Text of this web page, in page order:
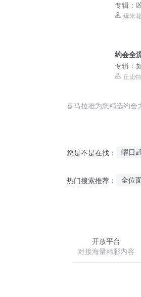
专辑：
留年＆
爆米
约会全
专辑：
生 丘比
喜马拉雅为您精选约会
您是不是在找： 曜日
热门搜索推荐： 全位
开放平台
对接海量精彩内容